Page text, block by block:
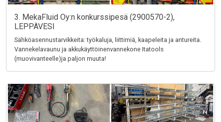
3. MekaFluid Oy:n konkurssipesä (2900570-2),
LEPPÄVESI
Sähköasennustarvikkeita: työkaluja, liittimiä, kaapeleita ja antureita.
Vannekelavaunu ja akkukäyttöinenvannekone Itatools
(muovivanteelle)ja paljon muuta!